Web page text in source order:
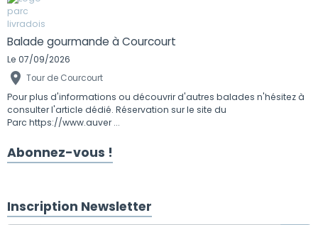
Balade gourmande à Courcourt
Le 07/09/2026
Tour de Courcourt
Pour plus d'informations ou découvrir d'autres balades n'hésitez à
consulter l'article dédié. Réservation sur le site du
Parc https://www.auver ...
Abonnez-vous !
Inscription Newsletter